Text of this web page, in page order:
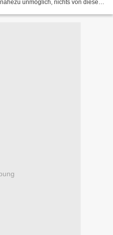
unmöglich, nichts von dieser